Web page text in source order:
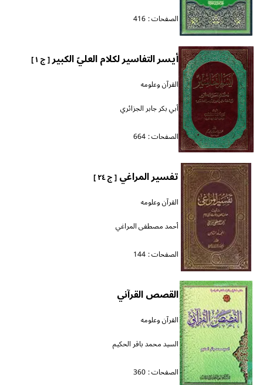
الصفحات : 416
أيسر التفاسير لكلام العليّ الكبير[ ج ١ ]
القرآن وعلومه
أبي بكر جابر الجزائري
الصفحات : 664
تفسير المراغي[ ج ٢٤ ]
القرآن وعلومه
أحمد مصطفى المراغي
الصفحات : 144
القصص القرآني
القرآن وعلومه
السيد محمد باقر الحكيم
الصفحات : 360